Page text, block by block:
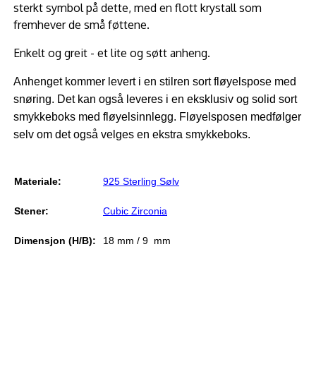
sterkt symbol på dette, med en flott krystall som
fremhever de små føttene.
Enkelt og greit - et lite og søtt anheng.
Anhenget kommer levert i en stilren sort fløyelspose med
snøring. Det kan også leveres i en eksklusiv og solid sort
smykkeboks med fløyelsinnlegg. Fløyelsposen medfølger
selv om det også velges en ekstra smykkeboks.
Materiale: 925 Sterling Sølv
Stener: Cubic Zirconia
Dimensjon (H/B): 18 mm / 9 mm